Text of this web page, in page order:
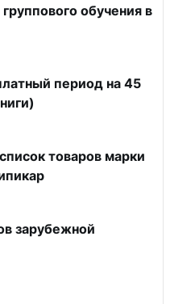
обучения в
период на 45
товаров марки
зарубежной